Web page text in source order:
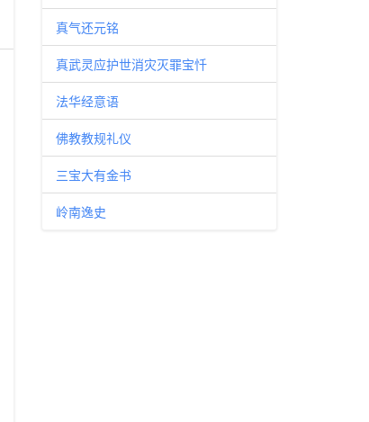
真气还元铭
真武灵应护世消灾灭罪宝忏
法华经意语
佛教教规礼仪
三宝大有金书
岭南逸史